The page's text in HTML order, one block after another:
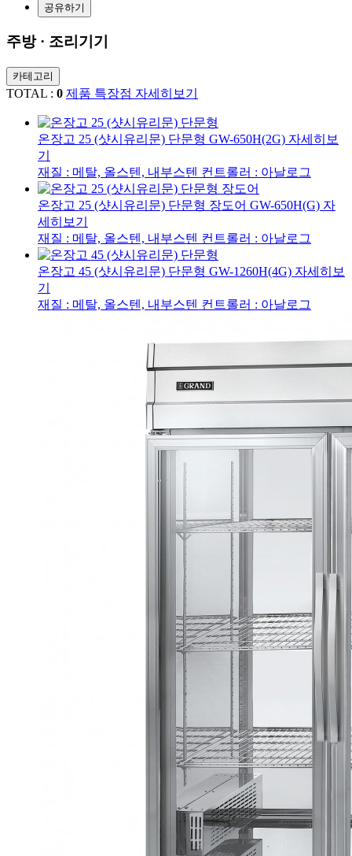
공유하기
주방 · 조리기기
카테고리
TOTAL : 0 제품 특장점 자세히보기
온장고 25 (샷시유리문) 단문형 GW-650H(2G) 자세히보
기
재질 : 메탈, 올스텐, 내부스텐 컨트롤러 : 아날로그
온장고 25 (샷시유리문) 단문형 장도어 GW-650H(G) 자
세히보기
재질 : 메탈, 올스텐, 내부스텐 컨트롤러 : 아날로그
온장고 45 (샷시유리문) 단문형 GW-1260H(4G) 자세히보
기
재질 : 메탈, 올스텐, 내부스텐 컨트롤러 : 아날로그